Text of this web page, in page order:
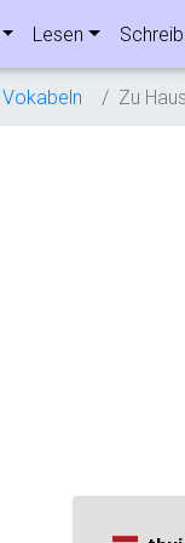
Lesen
Vokabeln Zu